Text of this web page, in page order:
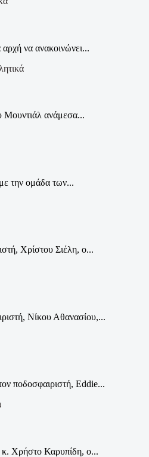
να ανακοινώνει...
Μουντιάλ ανάμεσα...
την ομάδα των...
Χρίστου Σιέλη, ο...
Νίκου Αθανασίου,...
ποδοσφαιριστή, Eddie...
Χρήστο Καρυπίδη, ο...